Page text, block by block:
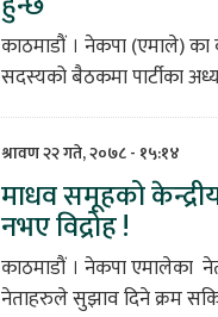
काठमाडौं । नेकपा (एमाले) का
सदस्यको बैठकमा पार्टीका
श्रावण २२ गते, २०७८ - १५:१४
माधव समूहको
नभए विद्रोह !
काठमाडौं । नेकपा एमालेका
नेताहरुले सुझाव दिने क्रम